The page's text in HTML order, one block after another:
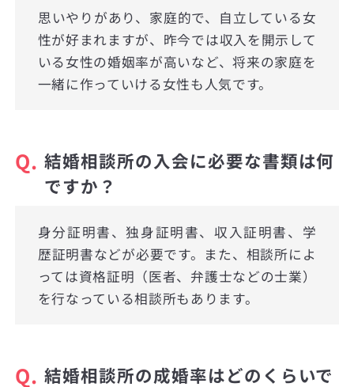
思いやりがあり、家庭的で、自立している女
性が好まれますが、昨今では収入を開示して
いる女性の婚姻率が高いなど、将来の家庭を
一緒に作っていける女性も人気です。
Q. 結婚相談所の入会に必要な書類は何
ですか？
身分証明書、独身証明書、収入証明書、学
歴証明書などが必要です。また、相談所によ
っては資格証明（医者、弁護士などの士業）
を行なっている相談所もあります。
Q. 結婚相談所の成婚率はどのくらいで